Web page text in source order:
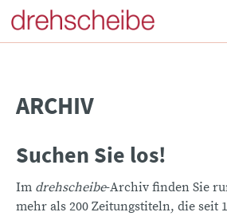
ARCHIV
Suchen Sie los!
Im drehscheibe-Archiv finden Sie
mehr als 200 Zeitungstiteln, die seit